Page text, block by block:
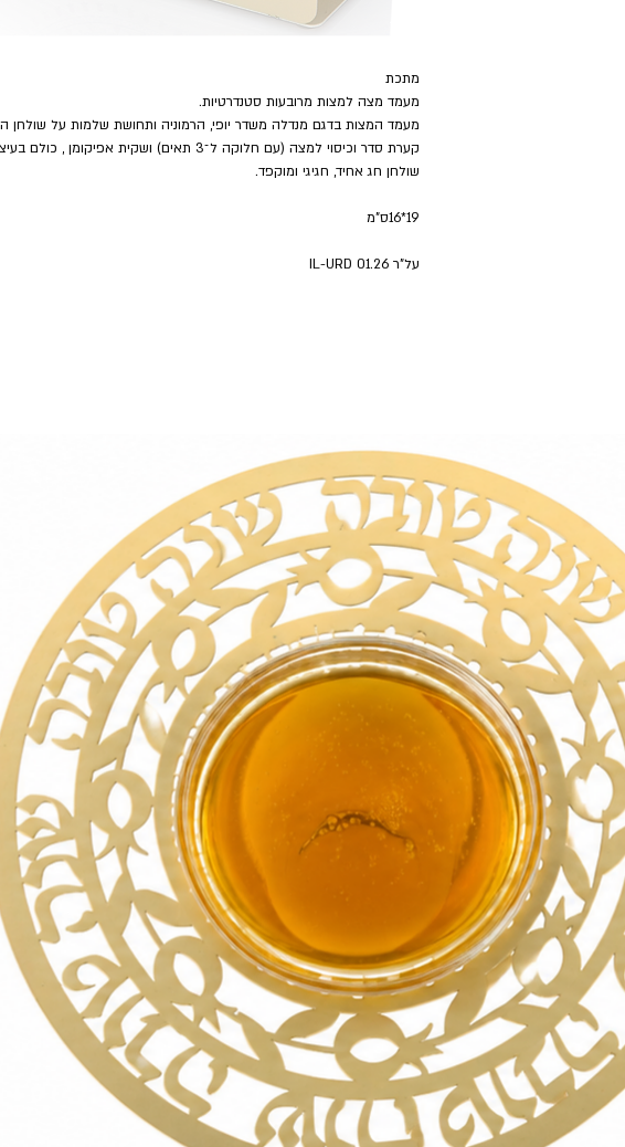
מתכת
מעמד מצה למצות מרובעות סטנדרטיות.
מעמד המצות בדגם מנדלה משדר יופי, הרמוניה ותחושת שלמות על שולחן
קערת סדר וכיסוי למצה (עם חלוקה ל־3 תאים) ושקית
שולחן חג אחיד, חגיגי ומוקפד.
19*16ס"מ
על"ר 01.26 IL-URD